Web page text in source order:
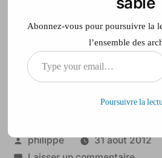
Revivez le
si vous y étiez
Publié
philippe
31 août 2012
Abonnez-vous pour poursuivre la
l’ensemble des
Type
your
Poursuivre la